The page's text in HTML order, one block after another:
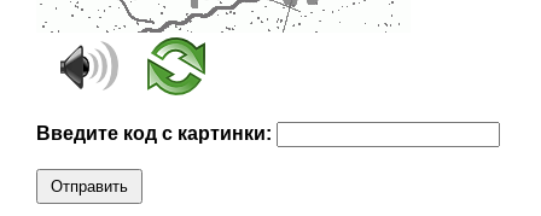
Введите код с картинки:
Отправить